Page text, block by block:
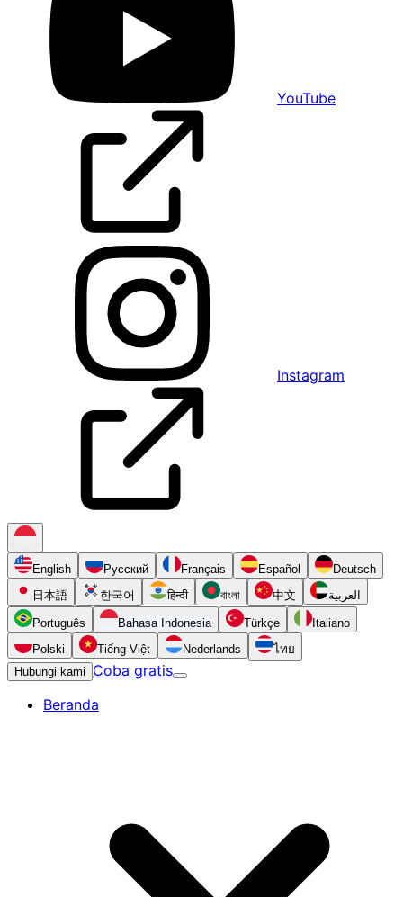
YouTube
Instagram
English Русский Français Español
Deutsch
日本語
한국어 हिन्दी বাংলা 中文 العربية
Português Bahasa Indonesia Türkçe
Italiano
Polski
Tiếng Việt Nederlands
ไทย
Hubungi kami
Coba gratis
Beranda